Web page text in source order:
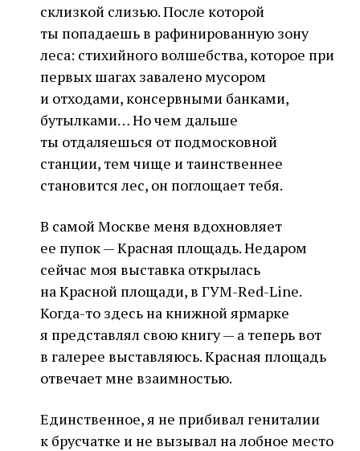
склизкой слизью. После которой
ты попадаешь в рафинированную зону
леса: стихийного волшебства, которое при
первых шагах завалено мусором
и отходами, консервными банками,
бутылками… Но чем дальше
ты отдаляешься от подмосковной
станции, тем чище и таинственнее
становится лес, он поглощает тебя.
В самой Москве меня вдохновляет
ее пупок — Красная площадь. Недаром
сейчас моя выставка открылась
на Красной площади, в ГУМ-Red-Line.
Когда-то здесь на книжной ярмарке
я представлял свою книгу — а теперь вот
в галерее выставляюсь. Красная площадь
отвечает мне взаимностью.
Единственное, я не прибивал гениталии
к брусчатке и не вызывал на лобное место